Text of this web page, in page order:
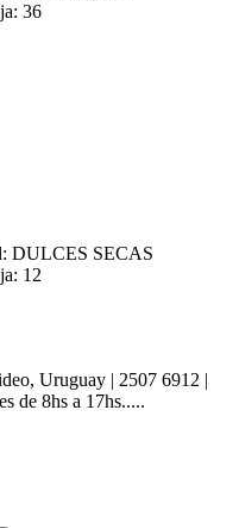
36
DULCES SECAS
12
Uruguay | 2507 6912 |
de 8hs a 17hs.....